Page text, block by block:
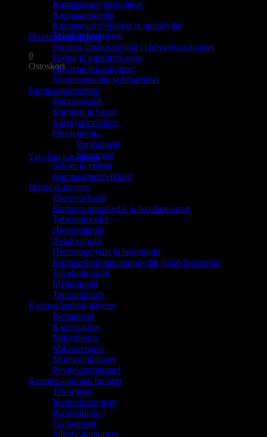
Ostoskori on tyhjä.
Takaisin kauppaan
0
Ostoskori
Ostoskori on tyhjä.
Takaisin kauppaan
Kampaamon pesupaikat
Kampaamopeilit
Kampaajan työkärryt ja apupöydät
Hiustenhoitolaitteet
Hiusten lämpösäteilijät ja höyryhoitolaitteet
Föönit ja kupukuivaajat
Hiustenleikkuukoneet
Suoristusraudat ja kihartimet
Kampaamotuotteet
Harjoituspäät
Kammat ja harjat
Värjäystarvikkeet
Hiustenhoito
Hoitoaineet
Shampoot
Sakset ja veitset
Kampaamotarvikkeet
Hoitolakalusteet
Hierovat tuolit
Hoitolan apupöydät ja tarvikevaunut
Tatuointipenkit
Hierontatuolit
Asiakastuolit
Hierontapöydät ja hoitotuolit
Kauneushoitolan apupöydät ja tarvikevaunut
Jalkahoitotuolit
Meikkituolit
Tatuointituolit
Kauneudenhoitolaitteet
Pienlaitteet
Kasvosaunat
Mikrohionta
Mikroneulaus
Monitoimilaitteet
Pyyhelämmittimet
Kauneushoitolan tuotteet
Tekoripset
Ihonhoitotuotteet
Parafiinihoito
Hoitoaineet
Jalkahoitotuotteet